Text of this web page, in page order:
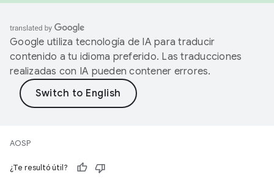
Google utiliza tecnología de IA para traducir
contenido a tu idioma preferido. Las traducciones
realizadas con IA pueden contener errores.
AOSP
¿Te resultó útil?